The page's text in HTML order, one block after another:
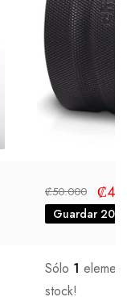
₡50.000 ₡
Guardar 20%
Sólo 1
stock!